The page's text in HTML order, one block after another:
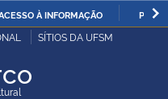
À INFORMAÇÃO
SÍTIOS DA UFSM